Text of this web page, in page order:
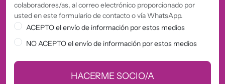
colaboradores/as, al correo electrónico proporcionado por
usted en este formulario de contacto o vía WhatsApp.
ACEPTO el envío de información por estos medios
NO ACEPTO el envío de información por estos medios